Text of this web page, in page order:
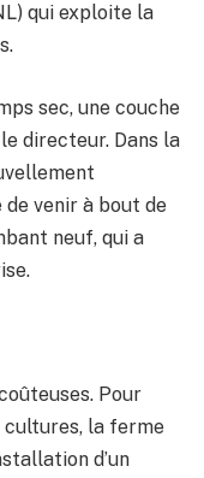
qui exploite la
sec, une couche
directeur. Dans la
de venir à bout de
neuf, qui a
Pour
cultures, la ferme
d’un